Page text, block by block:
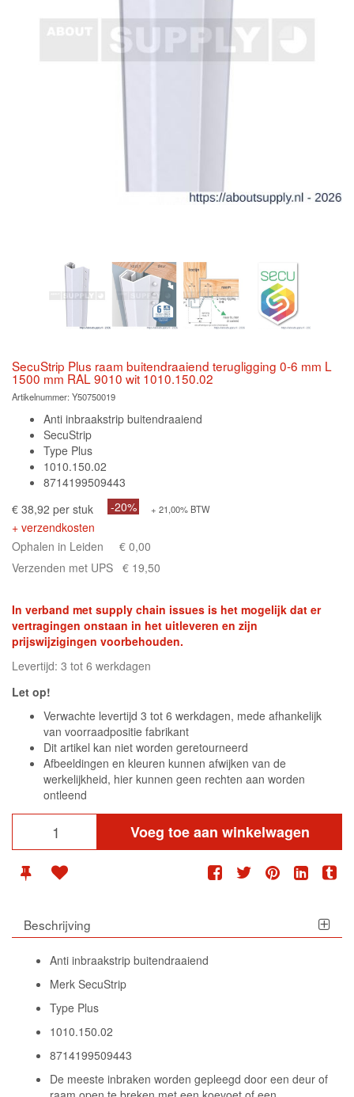
SecuStrip Plus raam buitendraaiend terugligging 0-6 mm L
1500 mm RAL 9010 wit 1010.150.02
Artikelnummer: Y50750019
Anti inbraakstrip buitendraaiend
SecuStrip
Type Plus
1010.150.02
8714199509443
€ 38,92 per stuk
-20% + 21,00% BTW
+ verzendkosten
Ophalen in Leiden
€ 0,00
Verzenden met UPS € 19,50
In verband met supply chain issues is het mogelijk dat er
vertragingen onstaan in het uitleveren en zijn
prijswijzigingen voorbehouden.
Levertijd: 3 tot 6 werkdagen
Let op!
Verwachte levertijd 3 tot 6 werkdagen, mede afhankelijk
van voorraadpositie fabrikant
Dit artikel kan niet worden geretourneerd
Afbeeldingen en kleuren kunnen afwijken van de
werkelijkheid, hier kunnen geen rechten aan worden
ontleend
Voeg toe aan winkelwagen
Beschrijving
Anti inbraakstrip buitendraaiend
Merk SecuStrip
Type Plus
1010.150.02
8714199509443
De meeste inbraken worden gepleegd door een deur of